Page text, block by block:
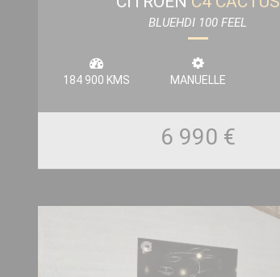
BLUEHDI 100 FEEL
184 900 KMS MANUELLE
6 990 €